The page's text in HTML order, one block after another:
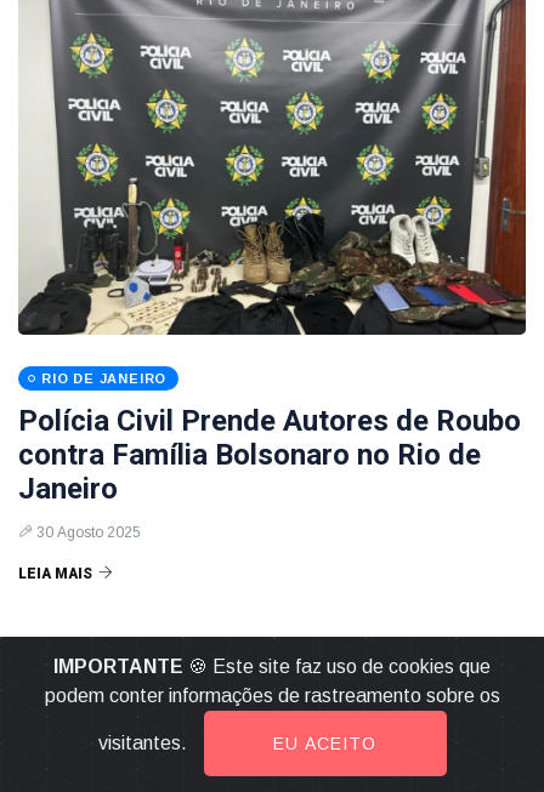
RIO DE JANEIRO
Polícia Civil Prende Autores de Roubo
contra Família Bolsonaro no Rio de
Janeiro
30 Agosto 2025
LEIA MAIS
IMPORTANTE 🍪 Este site faz uso de cookies que
podem conter informações de rastreamento sobre os
visitantes. EU ACEITO